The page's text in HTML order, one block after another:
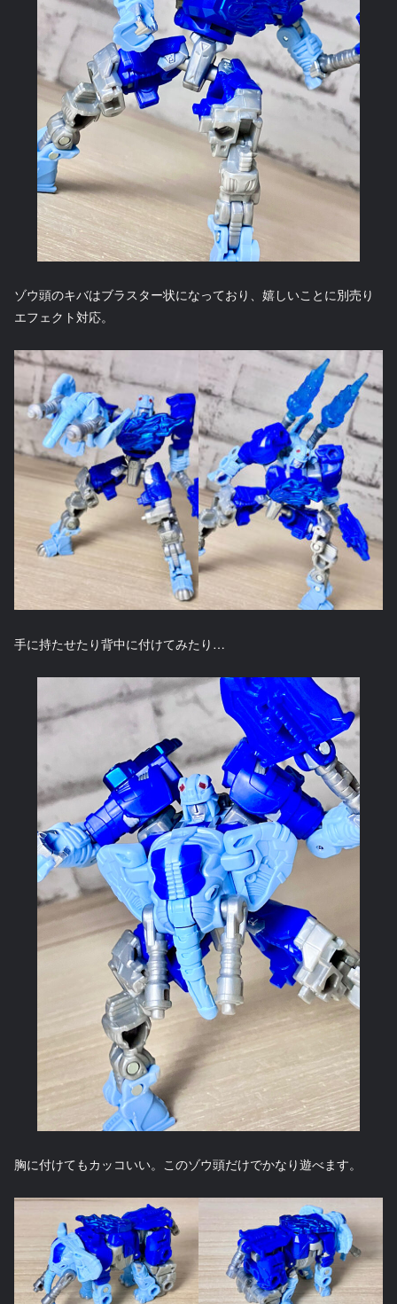
ゾウ頭のキバはブラスター状になっており、嬉しいことに別売り
エフェクト対応。
手に持たせたり背中に付けてみたり…
胸に付けてもカッコいい。このゾウ頭だけでかなり遊べます。